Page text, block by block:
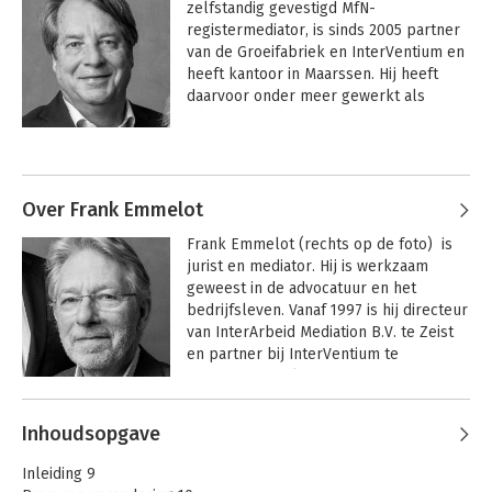
zelfstandig gevestigd MfN-
registermediator, is sinds 2005 partner
van de Groeifabriek en InterVentium en
heeft kantoor in Maarssen. Hij heeft
daarvoor onder meer gewerkt als
heeft sinds 2002 als mediator vele
in de private sector en bij de overheid,
onderwijs en zorg. Daarnaast begeleidt
Jan als mediator conflicten in
maatschappen en directies. Verder
treedt Jan op als procesbegeleider bij
samenwerkingsvraagstukken door
conflictmanagement in organisaties en
teamcoaching. Hij heeft voorts zitting in
diverse (bindend)-adviescommissies via
Conflictvaardig op
het werk
Over Frank Emmelot
Frank Emmelot (rechts op de foto)  is
jurist en mediator. Hij is werkzaam
geweest in de advocatuur en het
bedrijfsleven. Vanaf 1997 is hij directeur
van InterArbeid Mediation B.V. te Zeist
en partner bij InterVentium te
achterliggende 24 jaar als MfN-
(overheid en bedrijfsleven). Hij treedt
Andere boeken door Frank
Emmelot
Inhoudsopgave
Inleiding 9